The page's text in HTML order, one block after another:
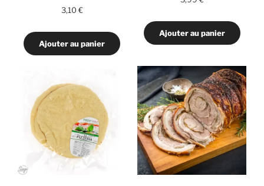
3,10 €
Ajouter au panier
Ajouter au panier